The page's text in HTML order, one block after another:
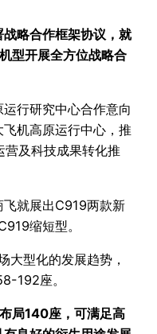
略合作框架协议，就
型开展全方位战略合
行研究中心合作意向
机高原运行中心，推
及科技成果转化推
就展出C919两款新
缩短型。
大型化的发展趋势，
192座。
局140座，可满足高